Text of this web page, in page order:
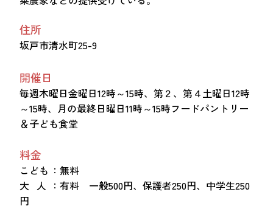
住所
坂戸市清水町25-9
開催日
毎週木曜日金曜日12時～15時、第２、第４土曜日12時
～15時、月の最終日曜日11時～15時フードパントリー
＆子ども食堂
料金
こども ：無料
大 人 ：有料 一般500円、保護者250円、中学生250
円